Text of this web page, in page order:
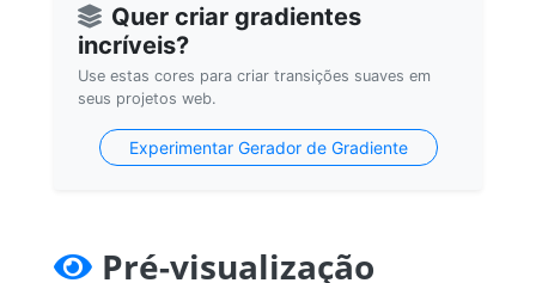
Quer criar gradientes
incríveis?
Use estas cores para criar transições suaves em
seus projetos web.
Experimentar Gerador de Gradiente
Pré-visualização